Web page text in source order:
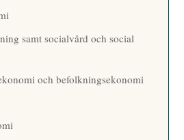
samt socialvård och social
och befolkningsekonomi